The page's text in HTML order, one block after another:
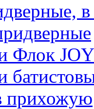
Флок
прихожую